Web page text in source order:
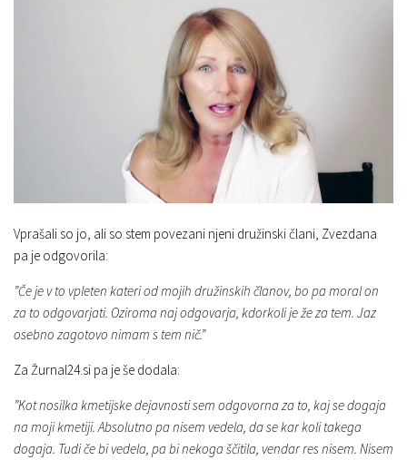
Vprašali so jo, ali so stem povezani njeni družinski člani, Zvezdana
pa je odgovorila:
”Če je v to vpleten kateri od mojih družinskih članov, bo pa moral on
za to odgovarjati. Oziroma naj odgovarja, kdorkoli je že za tem. Jaz
osebno zagotovo nimam s tem nič.”
Za Žurnal24.si pa je še dodala:
”Kot nosilka kmetijske dejavnosti sem odgovorna za to, kaj se dogaja
na moji kmetiji. Absolutno pa nisem vedela, da se kar koli takega
dogaja. Tudi če bi vedela, pa bi nekoga ščitila, vendar res nisem. Nisem